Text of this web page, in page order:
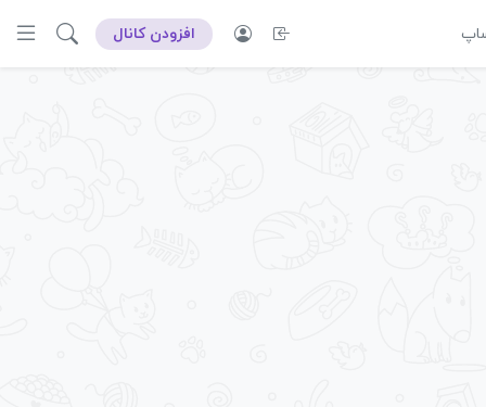
افزودن کانال